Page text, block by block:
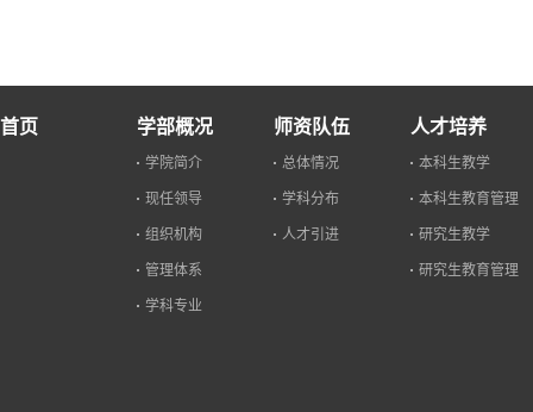
首页 学部概况
学院简介
现任领导
组织机构
管理体系
学科专业
师资队伍
总体情况
学科分布
人才引进
人才培养
本科生教学
本科生教育管理
研究生教学
研究生教育管理